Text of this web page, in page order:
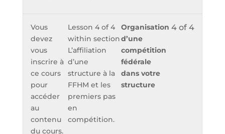
4 of 4
Organisation
d’une
compétition
fédérale
dans votre
structure
Lesson 4 of 4
within section
L’affiliation
d’une
structure à la
FFHM et les
premiers pas
en
compétition.
Vous
devez
vous
inscrire à
ce cours
pour
accéder
au
contenu
du cours.